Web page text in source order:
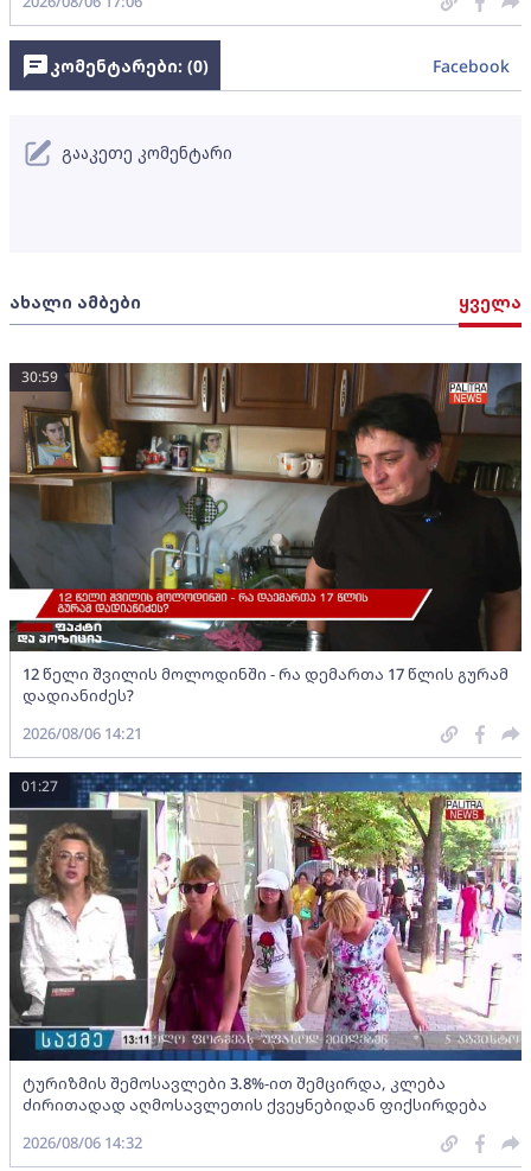
ახალი ამბები ყველა
12 წელი შვილის მოლოდინში - რა დემართა 17 წლის გურამ
დადიანიძეს?
30:59
2026/08/06 14:21
ტურიზმის შემოსავლები 3.8%-ით შემცირდა, კლება
ძირითადად აღმოსავლეთის ქვეყნებიდან ფიქსირდება
01:27
2026/08/06 14:32
კომენტარები: (0) Facebook
გააკეთე კომენტარი